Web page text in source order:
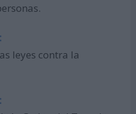
leyes contra la